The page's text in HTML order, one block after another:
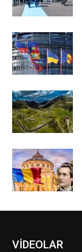
VİDEOLAR